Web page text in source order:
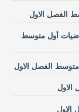
الفصل الاول
أول متوسط
الفصل الاول